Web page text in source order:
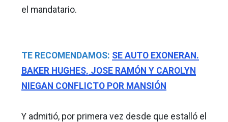
el mandatario.
TE RECOMENDAMOS: SE AUTO EXONERAN.
BAKER HUGHES, JOSE RAMÓN Y CAROLYN
NIEGAN CONFLICTO POR MANSIÓN
Y admitió, por primera vez desde que estalló el